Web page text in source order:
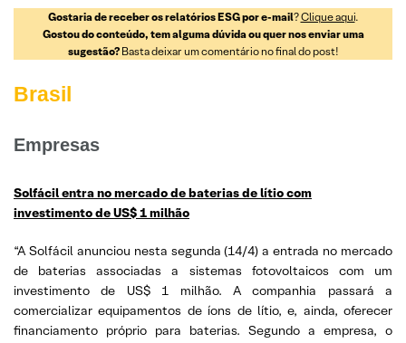
Gostaria de receber os relatórios ESG por e-mail?Clique aqui.
Gostou do conteúdo, tem alguma dúvida ou quer nos enviar uma
sugestão?Basta deixar um comentário no final do post!
Brasil
Empresas
Solfácil entra no mercado de baterias de lítio com
investimento de US$ 1 milhão
“A Solfácil anunciou nesta segunda (14/4) a entrada no mercado
de baterias associadas a sistemas fotovoltaicos com um
investimento de US$ 1 milhão. A companhia passará a
comercializar equipamentos de íons de lítio, e, ainda, oferecer
financiamento próprio para baterias. Segundo a empresa, o